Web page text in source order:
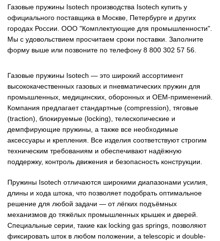
Газовые пружины Isotech производства Isotech купить у
официального поставщика в Москве, Петербурге и других
городах России. ООО "Комплектующие для промышленности".
Мы с удовольствием просчитаем сроки поставки. Заполните
форму выше или позвоните по телефону 8 800 302 57 56.
Газовые пружины Isotech — это широкий ассортимент
высококачественных газовых и пневматических пружин для
промышленных, медицинских, оборонных и OEM‑применений.
Компания предлагает стандартные (compression), тяговые
(traction), блокируемые (locking), телескопические и
демпфирующие пружины, а также все необходимые
аксессуары и крепления. Все изделия соответствуют строгим
техническим требованиям и обеспечивают надёжную
поддержку, контроль движения и безопасность конструкции.
Пружины Isotech отличаются широкими диапазонами усилия,
длины и хода штока, что позволяет подобрать оптимальное
решение для любой задачи — от лёгких подъёмных
механизмов до тяжёлых промышленных крышек и дверей.
Специальные серии, такие как locking gas springs, позволяют
фиксировать шток в любом положении, а telescopic и double-